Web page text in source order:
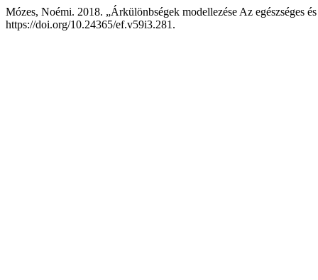
Mózes, Noémi. 2018. „Árkülönbségek modellezése Az egészséges
https://doi.org/10.24365/ef.v59i3.281.